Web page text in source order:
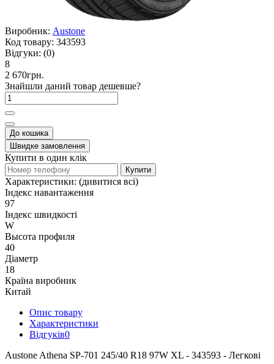
Виробник: Austone
Код товару: 343593
Відгуки: (0)
8
2 670грн.
Знайшли даний товар дешевше?
До кошика
Швидке замовлення
Купити в один клік
Купити
Характеристики: (дивитися всі)
Індекс навантаження
97
Індекс швидкості
W
Высота профиля
40
Діаметр
18
Країна виробник
Китай
Опис товару
Характеристики
Відгуків0
Austone Athena SP-701 245/40 R18 97W XL - 343593 - Легкові